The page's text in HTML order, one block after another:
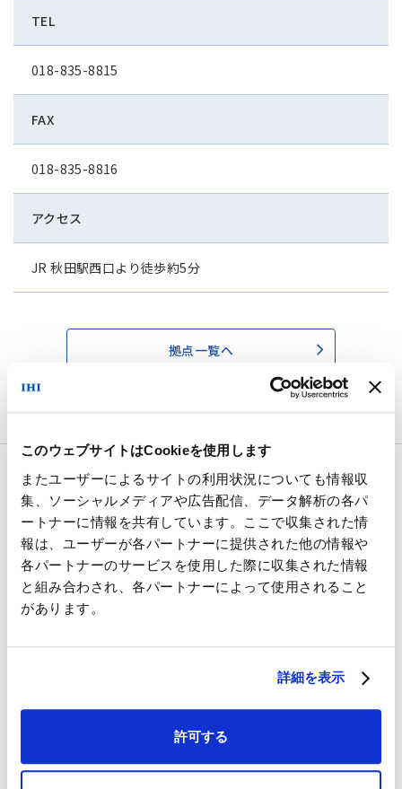
このウェブサイトはCookieを使用します
またユーザーによるサイトの利用状況についても情報収
集、ソーシャルメディアや広告配信、データ解析の各パ
ートナーに情報を共有しています。ここで収集された情
報は、ユーザーが各パートナーに提供された他の情報や
各パートナーのサービスを使用した際に収集された情報
と組み合わされ、各パートナーによって使用されること
があります。
詳細を表示
許可する
TEL
018-835-8815
FAX
018-835-8816
アクセス
JR 秋田駅西口より徒歩約5分
拠点一覧へ
企業情報
トップメッセージ
IHIグループビジョン